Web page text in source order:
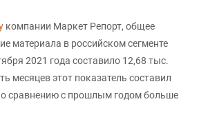
компании Маркет Репорт, общее
материала в российском сегменте
2021 года составило 12,68 тыс.
месяцев этот показатель составил
сравнению с прошлым годом больше